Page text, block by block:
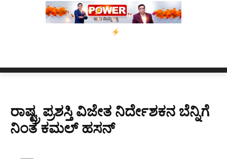
ಬೆಂಗಳೂರಿನಿಂದ ಅಸ್ಸಾಂ ಪ್ರವಾಹ ಸಂತ್ರಸ್ತರಿಗೆ
ರಾಷ್ಟ್ರ ಪ್ರಶಸ್ತಿ ವಿಜೇತ ನಿರ್ದೇಶಕನ ಬೆನ್ನಿಗೆ
ನಿಂತ ಕಮಲ್ ಹಸನ್